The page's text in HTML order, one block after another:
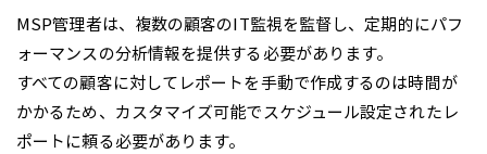
MSP管理者は、複数の顧客のIT監視を監督し、定期的にパフ
ォーマンスの分析情報を提供する必要があります。
すべての顧客に対してレポートを手動で作成するのは時間が
かかるため、カスタマイズ可能でスケジュール設定されたレ
ポートに頼る必要があります。